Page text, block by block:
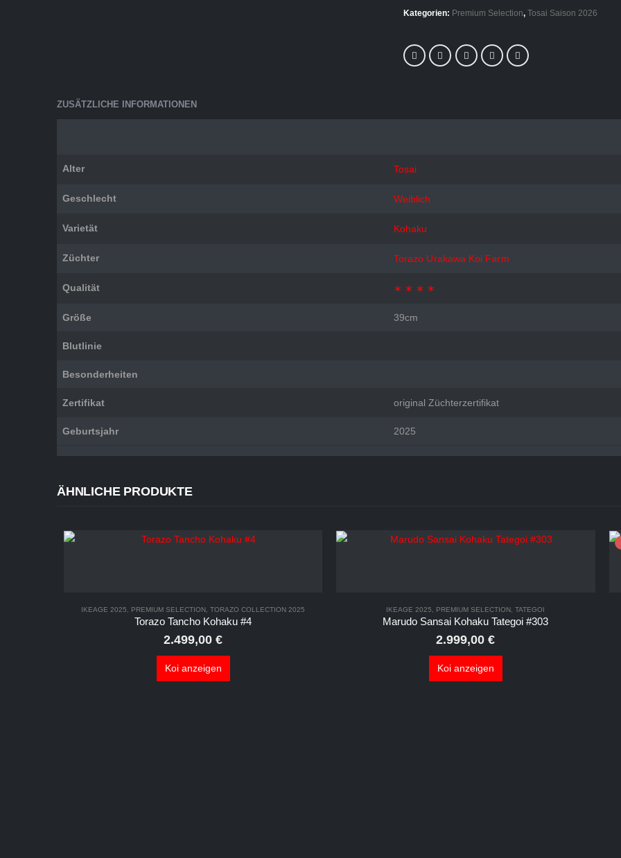
Kategorien: Premium Selection, Tosai Saison 2026
ZUSÄTZLICHE INFORMATIONEN
Alter Tosai
Geschlecht Weiblich
Varietät Kohaku
Züchter Torazo Urakawa Koi Farm
Qualität ∗ ∗ ∗ ∗
Größe 39cm
Blutlinie
Besonderheiten
Zertifikat original Züchterzertifikat
Geburtsjahr 2025
ÄHNLICHE PRODUKTE
IKEAGE 2025 PREMIUM SELECTION ,TORAZO COLLECTION 2025
Torazo Tancho Kohaku #4
2.499,00€
Koi anzeigen
IKEAGE 2025 PREMIUM SELECTION ,TATEGOI
Marudo Sansai Kohaku Tategoi #303
2.999,00€
Koi anzeigen